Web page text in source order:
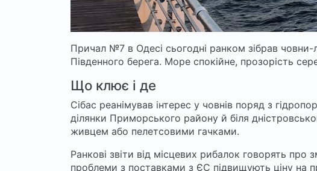
Причал №7 в Одесі сьогодні ранком зібрав човни-
Південного берега. Море спокійне, прозорість
Що клює і де
Сібас реанімував інтерес у човнів поряд з
ділянки Приморського району й біля
живцем або пелетсовими гачками.
Ранкові звіти від місцевих рибалок говорять
проблеми з поставками з ЄС підвищують ціну на